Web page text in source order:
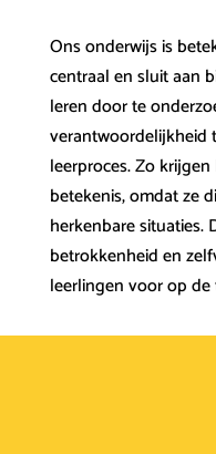
Ons onderwijs is
centraal en sluit aan
leren door te
verantwoordelijkheid
leerproces. Zo
betekenis, omdat ze
herkenbare situaties.
betrokkenheid en
leerlingen voor op